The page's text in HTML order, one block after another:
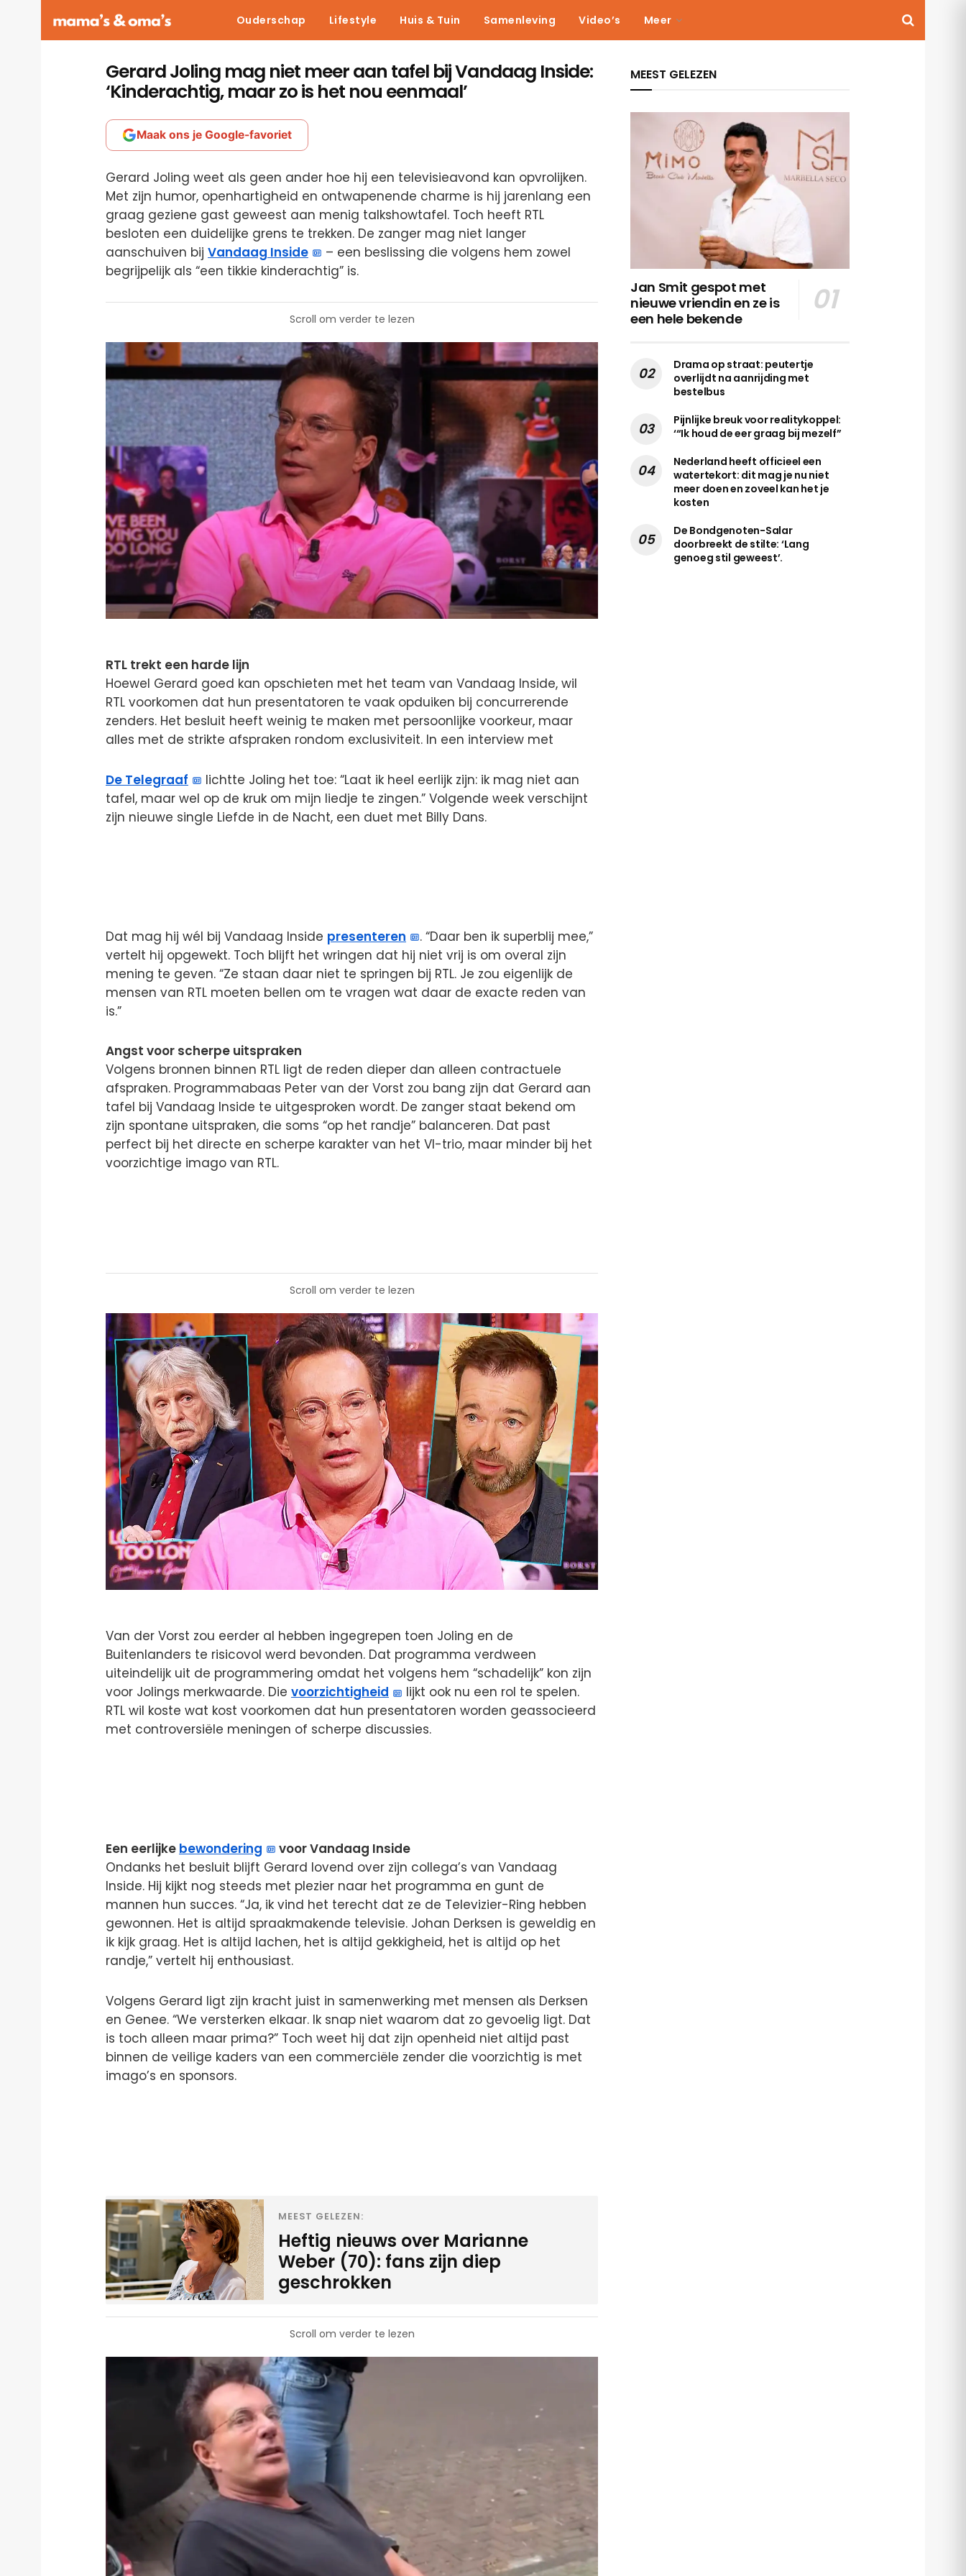
Ouderschap Lifestyle Huis & Tuin Samenleving Video’s Meer
Gerard Joling mag niet meer aan tafel bij Vandaag Inside:
‘Kinderachtig, maar zo is het nou eenmaal’
Maak ons je Google-favoriet
Gerard Joling weet als geen ander hoe hij een televisieavond kan opvrolijken.
Met zijn humor, openhartigheid en ontwapenende charme is hij jarenlang een
graag geziene gast geweest aan menig talkshowtafel. Toch heeft RTL
besloten een duidelijke grens te trekken. De zanger mag niet langer
aanschuiven bij Vandaag Inside
– een beslissing die volgens hem zowel
begrijpelijk als “een tikkie kinderachtig” is.
Scroll om verder te lezen
RTL trekt een harde lijn
Hoewel Gerard goed kan opschieten met het team van Vandaag Inside, wil
RTL voorkomen dat hun presentatoren te vaak opduiken bij concurrerende
zenders. Het besluit heeft weinig te maken met persoonlijke voorkeur, maar
alles met de strikte afspraken rondom exclusiviteit. In een interview met
De Telegraaf
lichtte Joling het toe: “Laat ik heel eerlijk zijn: ik mag niet aan
tafel, maar wel op de kruk om mijn liedje te zingen.” Volgende week verschijnt
zijn nieuwe single Liefde in de Nacht, een duet met Billy Dans.
Dat mag hij wél bij Vandaag Inside presenteren
. “Daar ben ik superblij mee,”
vertelt hij opgewekt. Toch blijft het wringen dat hij niet vrij is om overal zijn
mening te geven. “Ze staan daar niet te springen bij RTL. Je zou eigenlijk de
mensen van RTL moeten bellen om te vragen wat daar de exacte reden van
is.”
Angst voor scherpe uitspraken
Volgens bronnen binnen RTL ligt de reden dieper dan alleen contractuele
afspraken. Programmabaas Peter van der Vorst zou bang zijn dat Gerard aan
tafel bij Vandaag Inside te uitgesproken wordt. De zanger staat bekend om
zijn spontane uitspraken, die soms “op het randje” balanceren. Dat past
perfect bij het directe en scherpe karakter van het VI-trio, maar minder bij het
voorzichtige imago van RTL.
Scroll om verder te lezen
Van der Vorst zou eerder al hebben ingegrepen toen Joling en de
Buitenlanders te risicovol werd bevonden. Dat programma verdween
uiteindelijk uit de programmering omdat het volgens hem “schadelijk” kon zijn
voor Jolings merkwaarde. Die voorzichtigheid
lijkt ook nu een rol te spelen.
RTL wil koste wat kost voorkomen dat hun presentatoren worden geassocieerd
met controversiële meningen of scherpe discussies.
Een eerlijke bewondering
voor Vandaag Inside
Ondanks het besluit blijft Gerard lovend over zijn collega’s van Vandaag
Inside. Hij kijkt nog steeds met plezier naar het programma en gunt de
mannen hun succes. “Ja, ik vind het terecht dat ze de Televizier-Ring hebben
gewonnen. Het is altijd spraakmakende televisie. Johan Derksen is geweldig en
ik kijk graag. Het is altijd lachen, het is altijd gekkigheid, het is altijd op het
randje,” vertelt hij enthousiast.
Volgens Gerard ligt zijn kracht juist in samenwerking met mensen als Derksen
en Genee. “We versterken elkaar. Ik snap niet waarom dat zo gevoelig ligt. Dat
is toch alleen maar prima?” Toch weet hij dat zijn openheid niet altijd past
binnen de veilige kaders van een commerciële zender die voorzichtig is met
imago’s en sponsors.
MEEST GELEZEN:
Heftig nieuws over Marianne
Weber (70): fans zijn diep
geschrokken
Scroll om verder te lezen
MEEST GELEZEN
Jan Smit gespot met
nieuwe vriendin en ze is
een hele bekende
Drama op straat: peutertje
overlijdt na aanrijding met
bestelbus
Pijnlijke breuk voor realitykoppel:
‘“Ik houd de eer graag bij mezelf”
Nederland heeft officieel een
watertekort: dit mag je nu niet
meer doen en zoveel kan het je
kosten
De Bondgenoten-Salar
doorbreekt de stilte: ‘Lang
genoeg stil geweest’.